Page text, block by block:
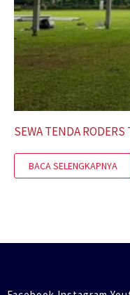
SEWA TENDA RODERS
BACA SELENGKAPNYA